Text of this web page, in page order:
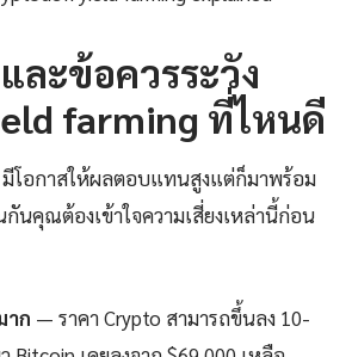
ละข้อควรระวัง
farming ที่ไหนดี
มีโอกาสให้ผลตอบแทนสูงแต่ก็มาพร้อม
กันคุณต้องเข้าใจความเสี่ยงเหล่านี้ก่อน
าก — ราคา Crypto สามารถขึ้นลง 10-